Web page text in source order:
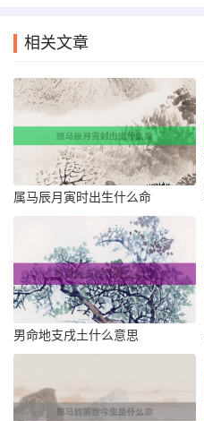
相关文章
属马辰月寅时出生什么命
男命地支戌土什么意思